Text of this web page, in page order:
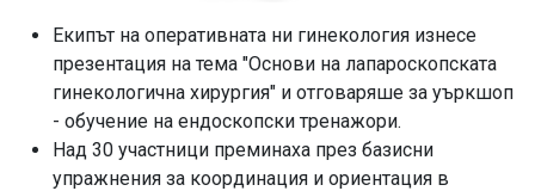
Екипът на оперативната ни гинекология изнесе
презентация на тема "Основи на лапароскопската
гинекологична хирургия" и отговаряше за уъркшоп
- обучение на ендоскопски тренажори.
Над 30 участници преминаха през базисни
упражнения за координация и ориентация в